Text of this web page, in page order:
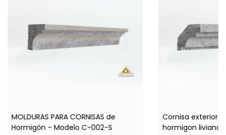
MOLDURAS PARA CORNISAS de
Hormigón - Modelo C-002-S
Cornisa exterior
hormigon liviano